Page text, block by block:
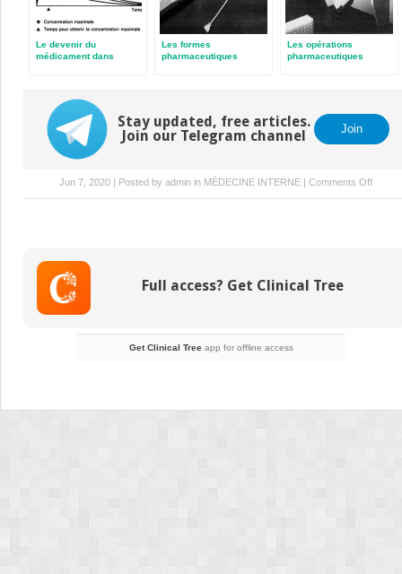
Le devenir du
médicament dans
Les formes
pharmaceutiques
Les opérations
pharmaceutiques
Stay updated, free articles.
Join our Telegram channel
Join
Jun 7, 2020 | Posted by adminin MÉDECINE INTERNE| Comments Offon
Les
Full access? Get Clinical Tree
Get Clinical Treeapp for offline access